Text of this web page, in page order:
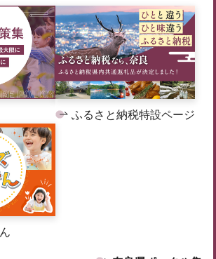
ふるさと納税特設ページ